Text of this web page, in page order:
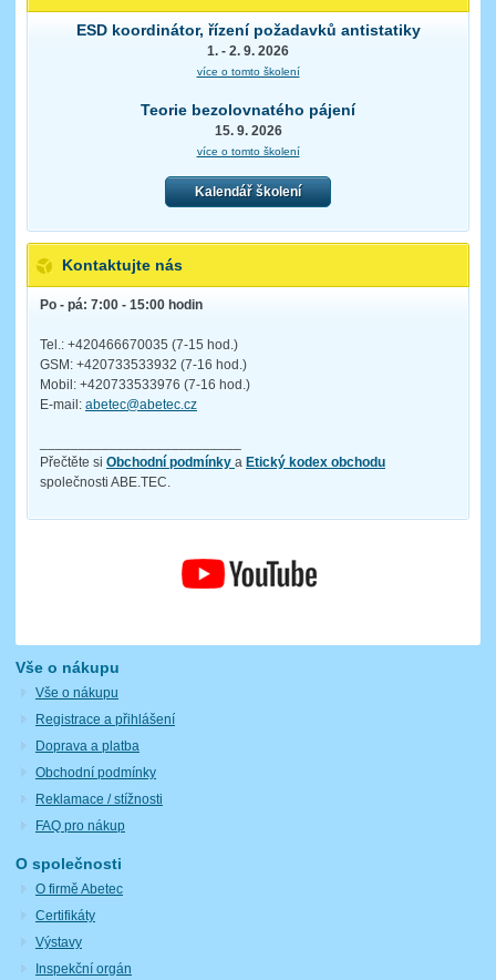
ESD koordinátor, řízení požadavků antistatiky
1. - 2. 9. 2026
více o tomto školení
Teorie bezolovnatého pájení
15. 9. 2026
více o tomto školení
Kalendář školení
Kontaktujte nás
Po - pá: 7:00 - 15:00 hodin
Tel.: +420466670035 (7-15 hod.)
GSM: +420733533932 (7-16 hod.)
Mobil: +420733533976 (7-16 hod.)
E-mail: abetec@abetec.cz
Přečtěte si Obchodní podmínky a Etický kodex obchodu
společnosti ABE.TEC.
Vše o nákupu
Vše o nákupu
Registrace a přihlášení
Doprava a platba
Obchodní podmínky
Reklamace / stížnosti
FAQ pro nákup
O společnosti
O firmě Abetec
Certifikáty
Výstavy
Inspekční orgán